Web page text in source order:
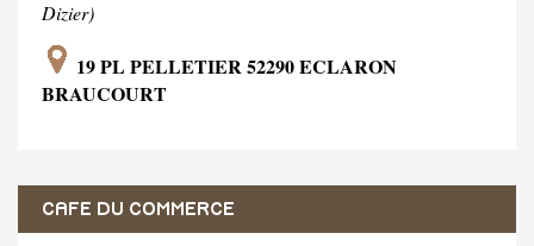
Dizier)
19 PL PELLETIER 52290 ECLARON
BRAUCOURT
CAFE DU COMMERCE